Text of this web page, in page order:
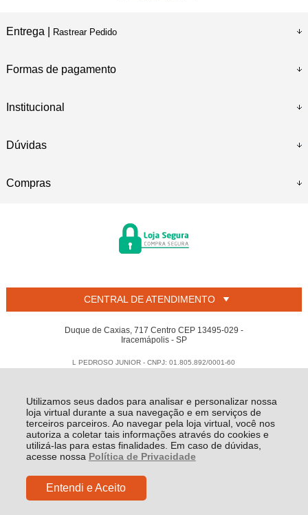
Utilizamos seus dados para analisar e personalizar nossa
loja virtual durante a sua navegação e em serviços de
terceiros parceiros. Ao navegar pela loja virtual, você nos
autoriza a coletar tais informações através do cookies e
utilizá-las para estas finalidades. Em caso de dúvidas,
acesse nossa Política de Privacidade
Entendi e Aceito
Entrega | Rastrear Pedido
Formas de pagamento
Institucional
Dúvidas
Compras
CENTRAL DE ATENDIMENTO
Duque de Caxias, 717 Centro CEP 13495-029 -
Iracemápolis - SP
L PEDROSO JUNIOR - CNPJ: 01.805.892/0001-60